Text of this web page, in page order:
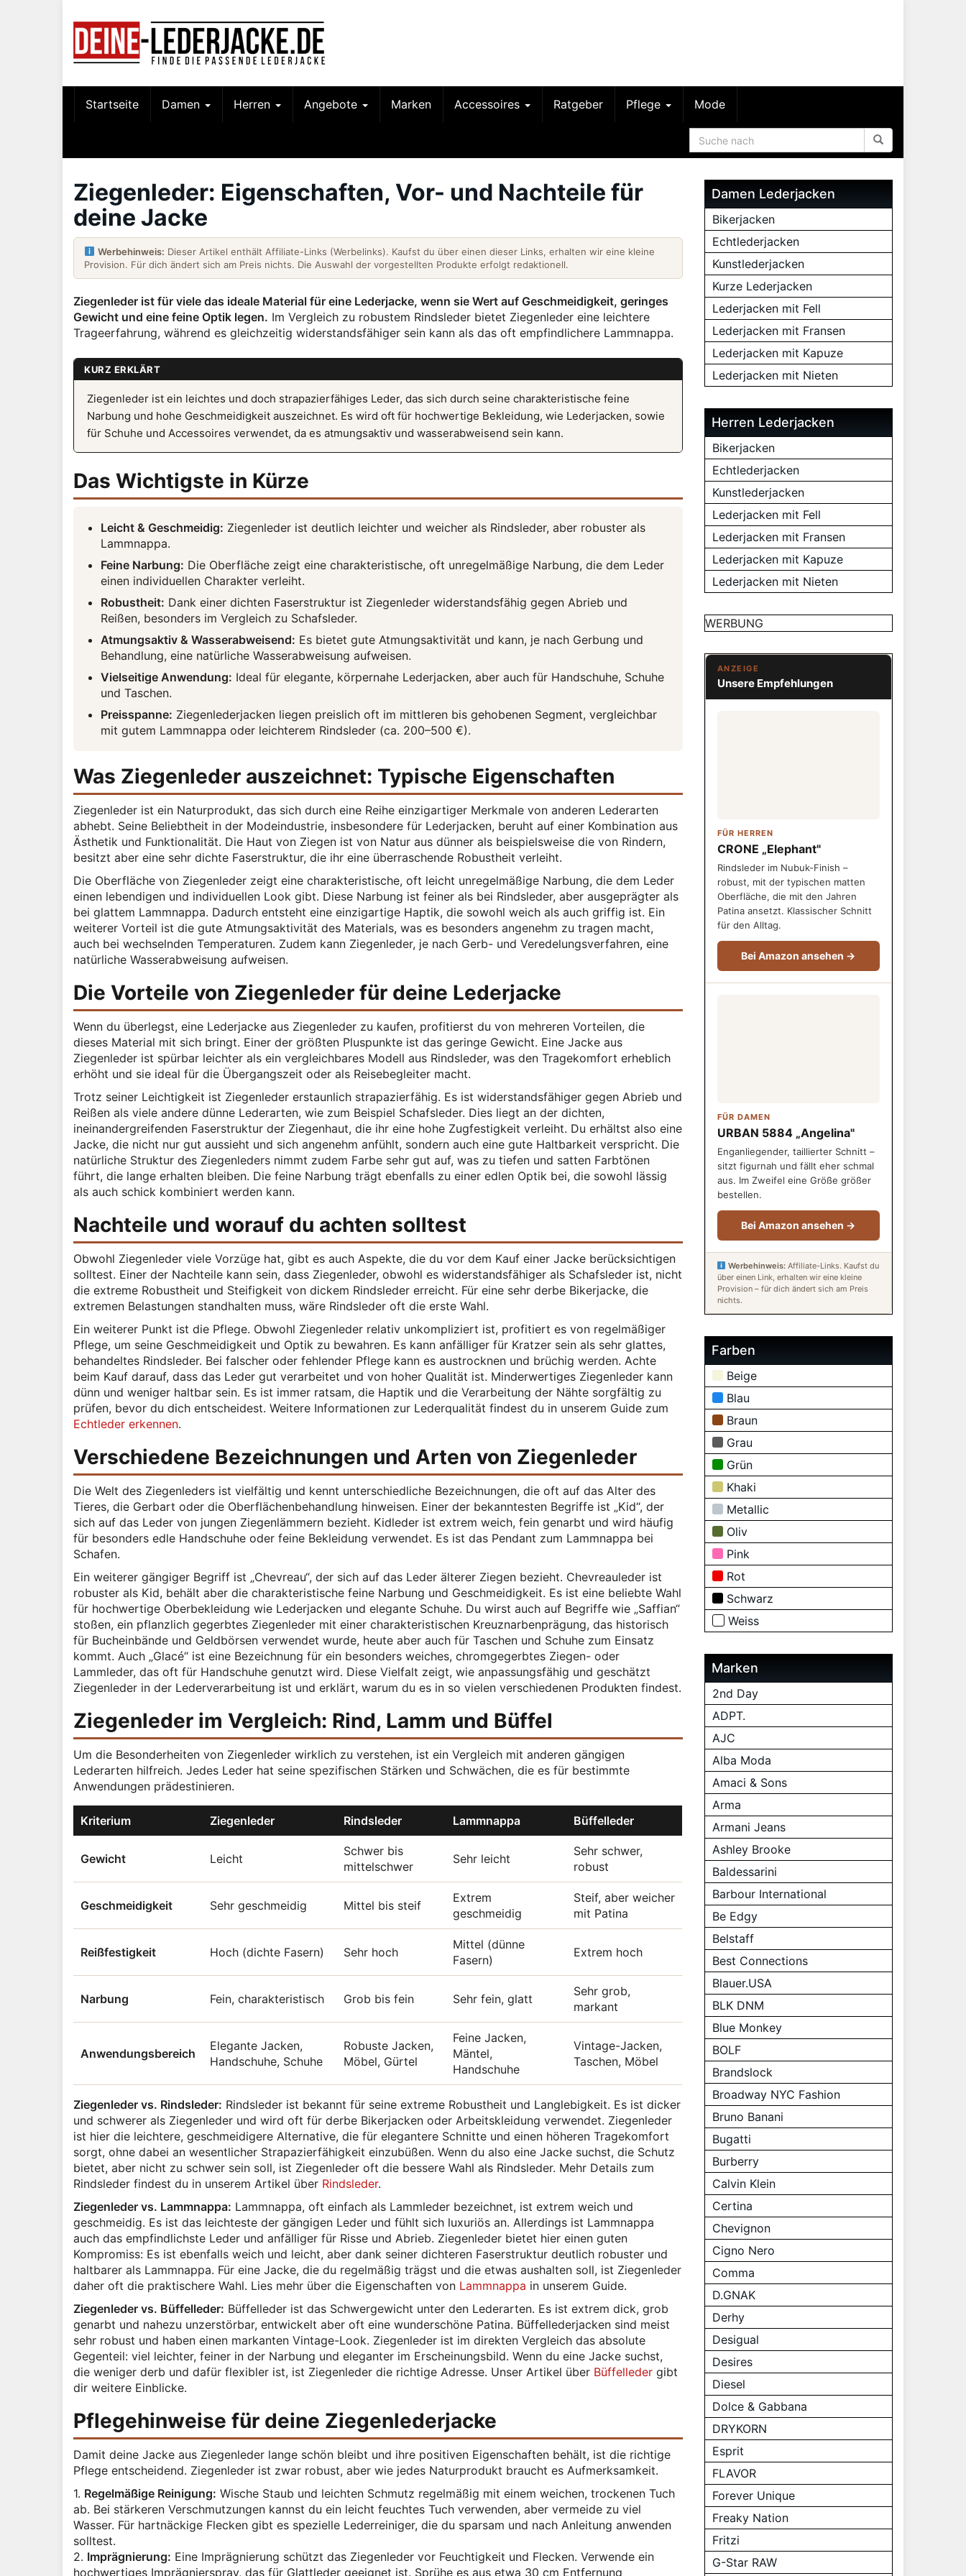
Startseite Damen Herren Angebote Marken Accessoires Ratgeber Pflege Mode
Ziegenleder: Eigenschaften, Vor- und Nachteile für
deine Jacke
Werbehinweis: Dieser Artikel enthält Affiliate-Links (Werbelinks). Kaufst du über einen dieser Links, erhalten wir eine kleine
Provision. Für dich ändert sich am Preis nichts. Die Auswahl der vorgestellten Produkte erfolgt redaktionell.
Ziegenleder ist für viele das ideale Material für eine Lederjacke, wenn sie Wert auf Geschmeidigkeit, geringes
Gewicht und eine feine Optik legen. Im Vergleich zu robustem Rindsleder bietet Ziegenleder eine leichtere
Trageerfahrung, während es gleichzeitig widerstandsfähiger sein kann als das oft empfindlichere Lammnappa.
KURZ ERKLÄRT
Ziegenleder ist ein leichtes und doch strapazierfähiges Leder, das sich durch seine charakteristische feine
Narbung und hohe Geschmeidigkeit auszeichnet. Es wird oft für hochwertige Bekleidung, wie Lederjacken, sowie
für Schuhe und Accessoires verwendet, da es atmungsaktiv und wasserabweisend sein kann.
Das Wichtigste in Kürze
Leicht & Geschmeidig: Ziegenleder ist deutlich leichter und weicher als Rindsleder, aber robuster als
Lammnappa.
Feine Narbung: Die Oberfläche zeigt eine charakteristische, oft unregelmäßige Narbung, die dem Leder
einen individuellen Charakter verleiht.
Robustheit: Dank einer dichten Faserstruktur ist Ziegenleder widerstandsfähig gegen Abrieb und
Reißen, besonders im Vergleich zu Schafsleder.
Atmungsaktiv & Wasserabweisend: Es bietet gute Atmungsaktivität und kann, je nach Gerbung und
Behandlung, eine natürliche Wasserabweisung aufweisen.
Vielseitige Anwendung: Ideal für elegante, körpernahe Lederjacken, aber auch für Handschuhe, Schuhe
und Taschen.
Preisspanne: Ziegenlederjacken liegen preislich oft im mittleren bis gehobenen Segment, vergleichbar
mit gutem Lammnappa oder leichterem Rindsleder (ca. 200–500 €).
Was Ziegenleder auszeichnet: Typische Eigenschaften
Ziegenleder ist ein Naturprodukt, das sich durch eine Reihe einzigartiger Merkmale von anderen Lederarten
abhebt. Seine Beliebtheit in der Modeindustrie, insbesondere für Lederjacken, beruht auf einer Kombination aus
Ästhetik und Funktionalität. Die Haut von Ziegen ist von Natur aus dünner als beispielsweise die von Rindern,
besitzt aber eine sehr dichte Faserstruktur, die ihr eine überraschende Robustheit verleiht.
Die Oberfläche von Ziegenleder zeigt eine charakteristische, oft leicht unregelmäßige Narbung, die dem Leder
einen lebendigen und individuellen Look gibt. Diese Narbung ist feiner als bei Rindsleder, aber ausgeprägter als
bei glattem Lammnappa. Dadurch entsteht eine einzigartige Haptik, die sowohl weich als auch griffig ist. Ein
weiterer Vorteil ist die gute Atmungsaktivität des Materials, was es besonders angenehm zu tragen macht,
auch bei wechselnden Temperaturen. Zudem kann Ziegenleder, je nach Gerb- und Veredelungsverfahren, eine
natürliche Wasserabweisung aufweisen.
Die Vorteile von Ziegenleder für deine Lederjacke
Wenn du überlegst, eine Lederjacke aus Ziegenleder zu kaufen, profitierst du von mehreren Vorteilen, die
dieses Material mit sich bringt. Einer der größten Pluspunkte ist das geringe Gewicht. Eine Jacke aus
Ziegenleder ist spürbar leichter als ein vergleichbares Modell aus Rindsleder, was den Tragekomfort erheblich
erhöht und sie ideal für die Übergangszeit oder als Reisebegleiter macht.
Trotz seiner Leichtigkeit ist Ziegenleder erstaunlich strapazierfähig. Es ist widerstandsfähiger gegen Abrieb und
Reißen als viele andere dünne Lederarten, wie zum Beispiel Schafsleder. Dies liegt an der dichten,
ineinandergreifenden Faserstruktur der Ziegenhaut, die ihr eine hohe Zugfestigkeit verleiht. Du erhältst also eine
Jacke, die nicht nur gut aussieht und sich angenehm anfühlt, sondern auch eine gute Haltbarkeit verspricht. Die
natürliche Struktur des Ziegenleders nimmt zudem Farbe sehr gut auf, was zu tiefen und satten Farbtönen
führt, die lange erhalten bleiben. Die feine Narbung trägt ebenfalls zu einer edlen Optik bei, die sowohl lässig
als auch schick kombiniert werden kann.
Nachteile und worauf du achten solltest
Obwohl Ziegenleder viele Vorzüge hat, gibt es auch Aspekte, die du vor dem Kauf einer Jacke berücksichtigen
solltest. Einer der Nachteile kann sein, dass Ziegenleder, obwohl es widerstandsfähiger als Schafsleder ist, nicht
die extreme Robustheit und Steifigkeit von dickem Rindsleder erreicht. Für eine sehr derbe Bikerjacke, die
extremen Belastungen standhalten muss, wäre Rindsleder oft die erste Wahl.
Ein weiterer Punkt ist die Pflege. Obwohl Ziegenleder relativ unkompliziert ist, profitiert es von regelmäßiger
Pflege, um seine Geschmeidigkeit und Optik zu bewahren. Es kann anfälliger für Kratzer sein als sehr glattes,
behandeltes Rindsleder. Bei falscher oder fehlender Pflege kann es austrocknen und brüchig werden. Achte
beim Kauf darauf, dass das Leder gut verarbeitet und von hoher Qualität ist. Minderwertiges Ziegenleder kann
dünn und weniger haltbar sein. Es ist immer ratsam, die Haptik und die Verarbeitung der Nähte sorgfältig zu
prüfen, bevor du dich entscheidest. Weitere Informationen zur Lederqualität findest du in unserem Guide zum
Echtleder erkennen.
Verschiedene Bezeichnungen und Arten von Ziegenleder
Die Welt des Ziegenleders ist vielfältig und kennt unterschiedliche Bezeichnungen, die oft auf das Alter des
Tieres, die Gerbart oder die Oberflächenbehandlung hinweisen. Einer der bekanntesten Begriffe ist „Kid“, der
sich auf das Leder von jungen Ziegenlämmern bezieht. Kidleder ist extrem weich, fein genarbt und wird häufig
für besonders edle Handschuhe oder feine Bekleidung verwendet. Es ist das Pendant zum Lammnappa bei
Schafen.
Ein weiterer gängiger Begriff ist „Chevreau“, der sich auf das Leder älterer Ziegen bezieht. Chevreauleder ist
robuster als Kid, behält aber die charakteristische feine Narbung und Geschmeidigkeit. Es ist eine beliebte Wahl
für hochwertige Oberbekleidung wie Lederjacken und elegante Schuhe. Du wirst auch auf Begriffe wie „Saffian“
stoßen, ein pflanzlich gegerbtes Ziegenleder mit einer charakteristischen Kreuznarbenprägung, das historisch
für Bucheinbände und Geldbörsen verwendet wurde, heute aber auch für Taschen und Schuhe zum Einsatz
kommt. Auch „Glacé“ ist eine Bezeichnung für ein besonders weiches, chromgegerbtes Ziegen- oder
Lammleder, das oft für Handschuhe genutzt wird. Diese Vielfalt zeigt, wie anpassungsfähig und geschätzt
Ziegenleder in der Lederverarbeitung ist und erklärt, warum du es in so vielen verschiedenen Produkten findest.
Ziegenleder im Vergleich: Rind, Lamm und Büffel
Um die Besonderheiten von Ziegenleder wirklich zu verstehen, ist ein Vergleich mit anderen gängigen
Lederarten hilfreich. Jedes Leder hat seine spezifischen Stärken und Schwächen, die es für bestimmte
Anwendungen prädestinieren.
Kriterium Ziegenleder Rindsleder Lammnappa Büffelleder
Gewicht Leicht
Schwer bis
mittelschwer
Sehr leicht
Sehr schwer,
robust
Geschmeidigkeit Sehr geschmeidig Mittel bis steif
Extrem
geschmeidig
Steif, aber weicher
mit Patina
Reißfestigkeit Hoch (dichte Fasern) Sehr hoch
Mittel (dünne
Fasern)
Extrem hoch
Narbung Fein, charakteristisch Grob bis fein Sehr fein, glatt
Sehr grob,
markant
Anwendungsbereich
Elegante Jacken,
Handschuhe, Schuhe
Robuste Jacken,
Möbel, Gürtel
Feine Jacken,
Mäntel,
Handschuhe
Vintage-Jacken,
Taschen, Möbel
Ziegenleder vs. Rindsleder: Rindsleder ist bekannt für seine extreme Robustheit und Langlebigkeit. Es ist dicker
und schwerer als Ziegenleder und wird oft für derbe Bikerjacken oder Arbeitskleidung verwendet. Ziegenleder
ist hier die leichtere, geschmeidigere Alternative, die für elegantere Schnitte und einen höheren Tragekomfort
sorgt, ohne dabei an wesentlicher Strapazierfähigkeit einzubüßen. Wenn du also eine Jacke suchst, die Schutz
bietet, aber nicht zu schwer sein soll, ist Ziegenleder oft die bessere Wahl als Rindsleder. Mehr Details zum
Rindsleder findest du in unserem Artikel über Rindsleder.
Ziegenleder vs. Lammnappa: Lammnappa, oft einfach als Lammleder bezeichnet, ist extrem weich und
geschmeidig. Es ist das leichteste der gängigen Leder und fühlt sich luxuriös an. Allerdings ist Lammnappa
auch das empfindlichste Leder und anfälliger für Risse und Abrieb. Ziegenleder bietet hier einen guten
Kompromiss: Es ist ebenfalls weich und leicht, aber dank seiner dichteren Faserstruktur deutlich robuster und
haltbarer als Lammnappa. Für eine Jacke, die du regelmäßig trägst und die etwas aushalten soll, ist Ziegenleder
daher oft die praktischere Wahl. Lies mehr über die Eigenschaften von Lammnappa in unserem Guide.
Ziegenleder vs. Büffelleder: Büffelleder ist das Schwergewicht unter den Lederarten. Es ist extrem dick, grob
genarbt und nahezu unzerstörbar, entwickelt aber oft eine wunderschöne Patina. Büffellederjacken sind meist
sehr robust und haben einen markanten Vintage-Look. Ziegenleder ist im direkten Vergleich das absolute
Gegenteil: viel leichter, feiner in der Narbung und eleganter im Erscheinungsbild. Wenn du eine Jacke suchst,
die weniger derb und dafür flexibler ist, ist Ziegenleder die richtige Adresse. Unser Artikel über Büffelleder gibt
dir weitere Einblicke.
Pflegehinweise für deine Ziegenlederjacke
Damit deine Jacke aus Ziegenleder lange schön bleibt und ihre positiven Eigenschaften behält, ist die richtige
Pflege entscheidend. Ziegenleder ist zwar robust, aber wie jedes Naturprodukt braucht es Aufmerksamkeit.
1. Regelmäßige Reinigung: Wische Staub und leichten Schmutz regelmäßig mit einem weichen, trockenen Tuch
ab. Bei stärkeren Verschmutzungen kannst du ein leicht feuchtes Tuch verwenden, aber vermeide zu viel
Wasser. Für hartnäckige Flecken gibt es spezielle Lederreiniger, die du sparsam und nach Anleitung anwenden
solltest.
2. Imprägnierung: Eine Imprägnierung schützt das Ziegenleder vor Feuchtigkeit und Flecken. Verwende ein
hochwertiges Imprägnierspray, das für Glattleder geeignet ist. Sprühe es aus etwa 30 cm Entfernung
Damen Lederjacken
Bikerjacken
Echtlederjacken
Kunstlederjacken
Kurze Lederjacken
Lederjacken mit Fell
Lederjacken mit Fransen
Lederjacken mit Kapuze
Lederjacken mit Nieten
Herren Lederjacken
Bikerjacken
Echtlederjacken
Kunstlederjacken
Lederjacken mit Fell
Lederjacken mit Fransen
Lederjacken mit Kapuze
Lederjacken mit Nieten
WERBUNG
ANZEIGE
Unsere Empfehlungen
FÜR HERREN
CRONE „Elephant"
Rindsleder im Nubuk-Finish –
robust, mit der typischen matten
Oberfläche, die mit den Jahren
Patina ansetzt. Klassischer Schnitt
für den Alltag.
Bei Amazon ansehen →
FÜR DAMEN
URBAN 5884 „Angelina"
Enganliegender, taillierter Schnitt –
sitzt figurnah und fällt eher schmal
aus. Im Zweifel eine Größe größer
bestellen.
Bei Amazon ansehen →
Werbehinweis: Affiliate-Links. Kaufst du
über einen Link, erhalten wir eine kleine
Provision – für dich ändert sich am Preis
nichts.
Farben
Beige
Blau
Braun
Grau
Grün
Khaki
Metallic
Oliv
Pink
Rot
Schwarz
Weiss
Marken
2nd Day
ADPT.
AJC
Alba Moda
Amaci & Sons
Arma
Armani Jeans
Ashley Brooke
Baldessarini
Barbour International
Be Edgy
Belstaff
Best Connections
Blauer.USA
BLK DNM
Blue Monkey
BOLF
Brandslock
Broadway NYC Fashion
Bruno Banani
Bugatti
Burberry
Calvin Klein
Certina
Chevignon
Cigno Nero
Comma
D.GNAK
Derhy
Desigual
Desires
Diesel
Dolce & Gabbana
DRYKORN
Esprit
FLAVOR
Forever Unique
Freaky Nation
Fritzi
G-Star RAW